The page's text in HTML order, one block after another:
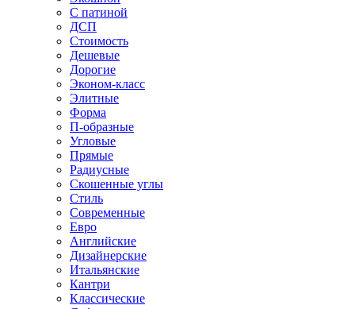
С патиной
ДСП
Стоимость
Дешевые
Дорогие
Эконом-класс
Элитные
Форма
П-образные
Угловые
Прямые
Радиусные
Скошенные углы
Стиль
Современные
Евро
Английские
Дизайнерские
Итальянские
Кантри
Классические